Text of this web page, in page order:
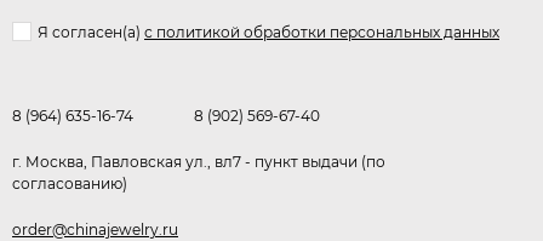
Я согласен(a) с политикой обработки персональных данных
8 (964) 635-16-74 8 (902) 569-67-40
г. Москва, Павловская ул., вл7 - пункт выдачи (по
согласованию)
order@chinajewelry.ru